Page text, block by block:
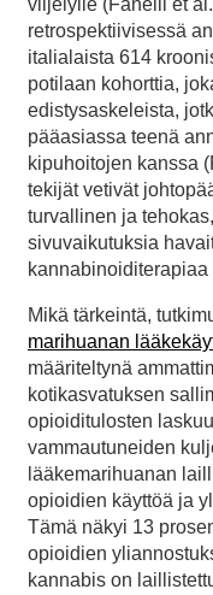
retrospektiivisessä
italialaista 614
potilaan kohorttia,
edistysaskeleista,
pääasiassa teenä
kipuhoitojen kanssa
tekijät vetivät
turvallinen ja
sivuvaikutuksia
Mikä tärkeintä,
marihuanan
määriteltynä
kotikasvatuksen
opioiditulosten
vammautuneiden
lääkemarihuanan
opioidien käyttöä ja
Tämä näkyi 13
opioidien
kannabis on